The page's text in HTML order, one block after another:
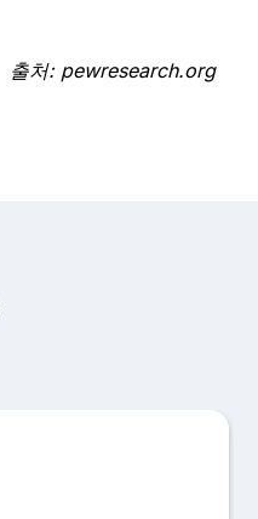
출처: pewresearch.org